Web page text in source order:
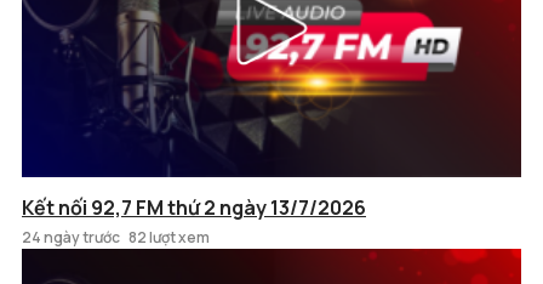
Kết nối 92,7 FM thứ 2 ngày 13/7/2026
24 ngày trước 82 lượt xem